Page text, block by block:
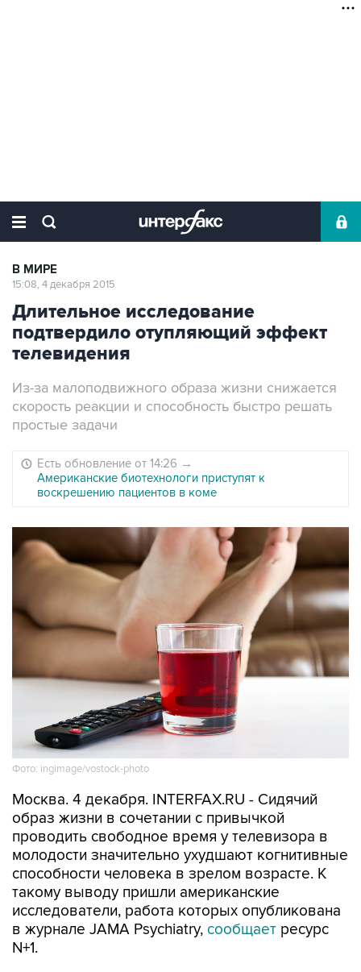
В МИРЕ
15:08, 4 декабря 2015
Длительное исследование
подтвердило отупляющий эффект
телевидения
Из-за малоподвижного образа жизни снижается
скорость реакции и способность быстро решать
простые задачи
Есть обновление от 14:26 →
Американские биотехнологи приступят к
воскрешению пациентов в коме
Фото: ingimage/vostock-photo
Москва. 4 декабря. INTERFAX.RU - Сидячий
образ жизни в сочетании с привычкой
проводить свободное время у телевизора в
молодости значительно ухудшают когнитивные
способности человека в зрелом возрасте. К
такому выводу пришли американские
исследователи, работа которых опубликована
в журнале JAMA Psychiatry, сообщает ресурс
N+1.